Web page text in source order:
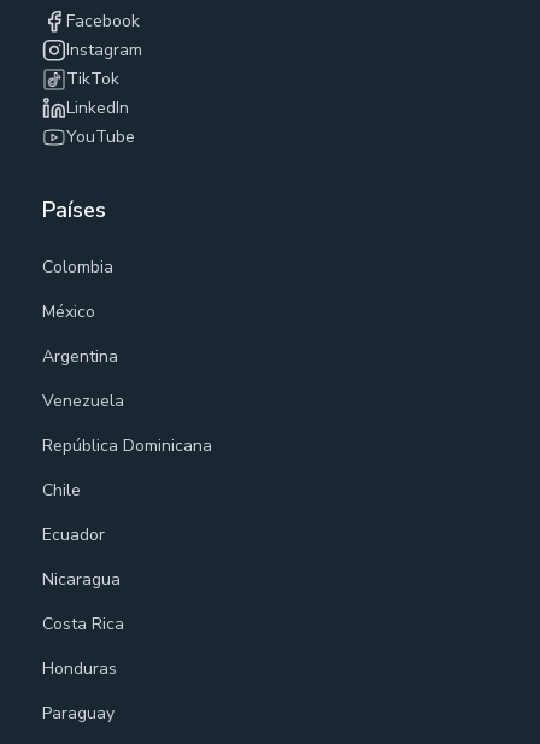
Facebook
Instagram
TikTok
LinkedIn
YouTube
Países
Colombia
México
Argentina
Venezuela
República Dominicana
Chile
Ecuador
Nicaragua
Costa Rica
Honduras
Paraguay